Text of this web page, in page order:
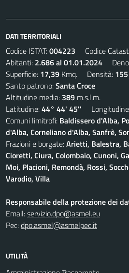
DATI TERRITORIALI
Codice ISTAT:004223 Codice
Abitanti: 2.686 al 01.01.2024
Superficie: 17,39 Kmq. Densità: 155
Santo patrono:Santa Croce
Altitudine media: 389 m.s.l.m.
Latitudine:44° 44' 45''
Comuni limitrofi: Baldissero d'Alba,
d'Alba, Corneliano d'Alba, Sanfrè,
Frazioni e borgate:Arietti, Balestra,
Cioretti, Ciura, Colombaio, Cunoni,
Moi, Placioni, Remondà, Rossi,
Varodio, Villa
Responsabile della protezione dei
Email:servizio.dpo@asmel.eu
Pec:dpo.asmel@asmelpec.it
UTILITÀ